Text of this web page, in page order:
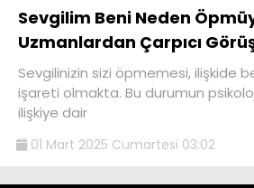
Sevgilim Beni Neden
Uzmanlardan Çarpıcı
Sevgilinizin sizi öpmemesi, ilişkide
işareti olmakta. Bu durumun
ilişkiye dair
01 Mart 2025 Cumartesi 03:02